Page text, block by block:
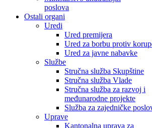
poslova
Ostali organi
Uredi
Ured premijera
Ured za borbu protiv
Ured za javne nabavke
Službe
Stručna služba Skupštine
Stručna služba Vlade
Stručna služba za razvoj i
međunarodne projekte
Služba za zajedničke
Uprave
Kantonalna uprava za